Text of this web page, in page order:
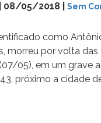
08/05/2018 | Sem
como
morreu por volta
05), em um grave
próximo a cidade